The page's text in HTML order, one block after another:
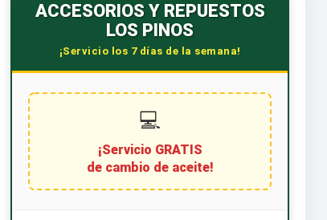
ACCESORIOS Y REPUESTOS
LOS PINOS
¡Servicio los 7 días de la semana!
💻
¡Servicio GRATIS
de cambio de aceite!